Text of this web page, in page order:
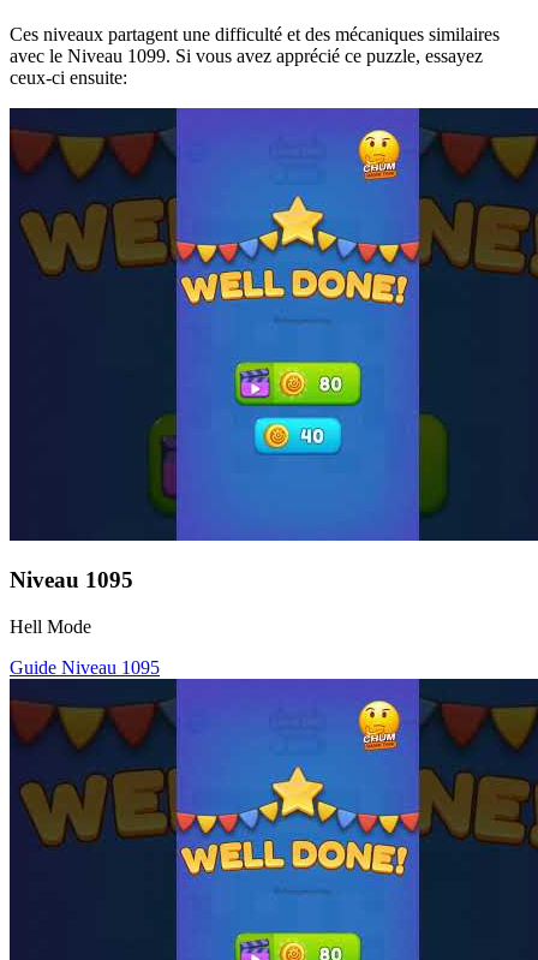
Ces niveaux partagent une difficulté et des mécaniques similaires
avec le Niveau 1099. Si vous avez apprécié ce puzzle, essayez
ceux-ci ensuite:
Niveau 1095
Hell Mode
Guide Niveau 1095